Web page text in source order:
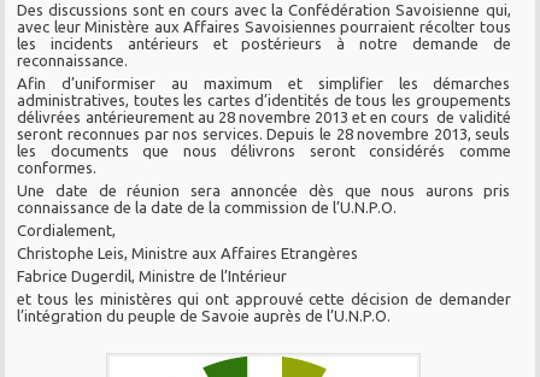
Des discussions sont en cours avec la Confédération Savoisienne qui,
avec leur Ministère aux Affaires Savoisiennes pourraient récolter tous
les incidents antérieurs et postérieurs à notre demande de
reconnaissance.
Afin d’uniformiser au maximum et simplifier les démarches
administratives, toutes les cartes d’identités de tous les groupements
délivrées antérieurement au 28 novembre 2013 et en cours de validité
seront reconnues par nos services. Depuis le 28 novembre 2013, seuls
les documents que nous délivrons seront considérés comme
conformes.
Une date de réunion sera annoncée dès que nous aurons pris
connaissance de la date de la commission de l’U.N.P.O.
Cordialement,
Christophe Leis, Ministre aux Affaires Etrangères
Fabrice Dugerdil, Ministre de l’Intérieur
et tous les ministères qui ont approuvé cette décision de demander
l’intégration du peuple de Savoie auprès de l’U.N.P.O.